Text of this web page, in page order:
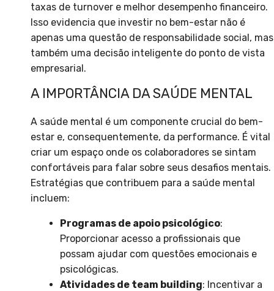
taxas de turnover e melhor desempenho financeiro.
Isso evidencia que investir no bem-estar não é
apenas uma questão de responsabilidade social, mas
também uma decisão inteligente do ponto de vista
empresarial.
A IMPORTÂNCIA DA SAÚDE MENTAL
A saúde mental é um componente crucial do bem-
estar e, consequentemente, da performance. É vital
criar um espaço onde os colaboradores se sintam
confortáveis para falar sobre seus desafios mentais.
Estratégias que contribuem para a saúde mental
incluem:
Programas de apoio psicológico:
Proporcionar acesso a profissionais que
possam ajudar com questões emocionais e
psicológicas.
Atividades de team building: Incentivar a